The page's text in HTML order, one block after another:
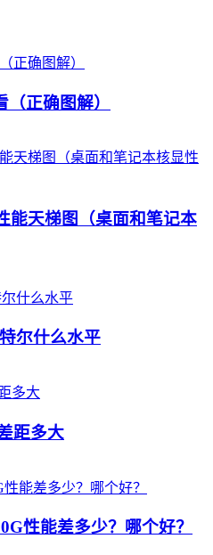
正确图解）
能天梯图（桌面和笔记本
尔什么水平
距多大
性能差多少？哪个好？